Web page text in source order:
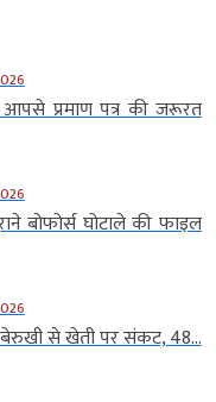
प्रमाण पत्र की जरूरत
बोफोर्स घोटाले की फाइल
से खेती पर संकट, 48...